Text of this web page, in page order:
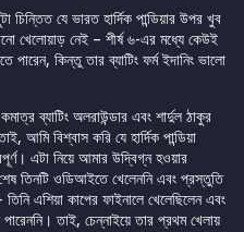
যে ভারত হার্দিক পান্ডিয়ার উপর খুব
খেলোয়াড় নেই – শীর্ষ ৬-এর মধ্যে কেউই
পারেন, কিন্তু তার ব্যাটিং ফর্ম ইদানিং ভালো
ব্যাটিং অলরাউন্ডার এবং শার্দুল ঠাকুর
আমি বিশ্বাস করি যে হার্দিক পান্ডিয়া
এটা নিয়ে আমার উদ্বিগ্ন হওয়ার
তিনটি ওডিআইতে খেলেননি এবং প্রস্তুতি
এশিয়া কাপের ফাইনালে খেলেছিলেন এবং
তাই, চেন্নাইয়ে তার প্রথম খেলায়